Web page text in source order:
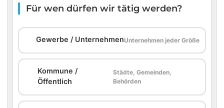
Für wen dürfen wir tätig werden?
Gewerbe / UnternehmenUnternehmen jeder Größe
Kommune /
Öffentlich
Städte, Gemeinden,
Behörden